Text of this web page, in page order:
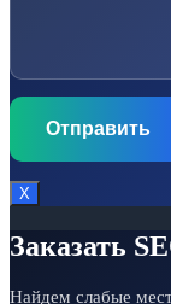
Х
Заказать
Найдем слабые